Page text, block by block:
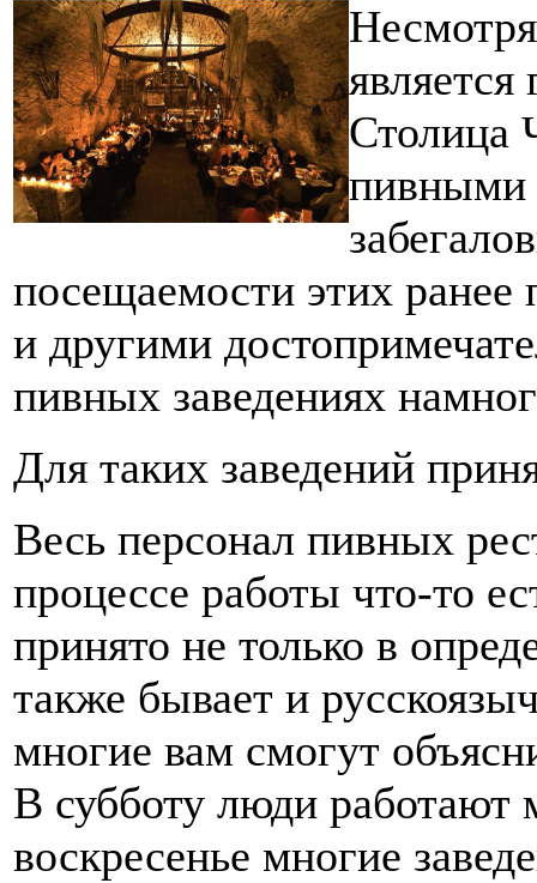
Столица
пивными
посещаемости этих
и другими
пивных заведениях
Для таких заведений
Весь персонал пивных
процессе работы что-то
принято не только в
также бывает и
многие вам смогут
В субботу люди работают
воскресенье многие